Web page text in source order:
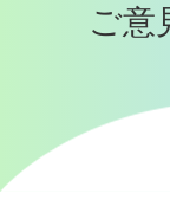
ご意